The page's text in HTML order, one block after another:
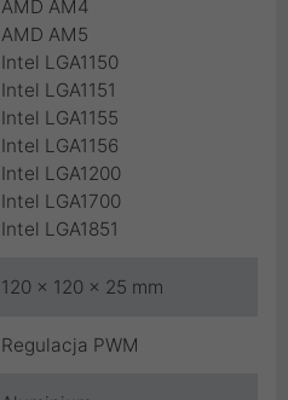
AMD AM4
AMD AM5
Intel LGA1150
Intel LGA1151
Intel LGA1155
Intel LGA1156
Intel LGA1200
Intel LGA1700
Intel LGA1851
120 x 120 x 25 mm
Regulacja PWM